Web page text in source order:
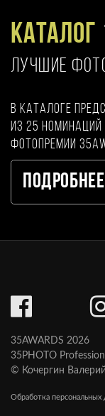
Каталог
ЛУЧШИЕ
В каталоге
из 25 номинаций
фотопремии
Подробнее
35AWARDS 2026
35PHOTO
© Кочергин
Обработка